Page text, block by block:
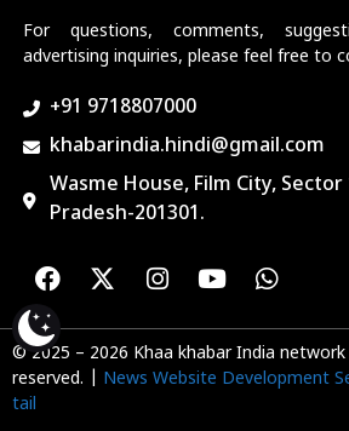
For questions, comments,
advertising inquiries, please feel free to
+91 9718807000
khabarindia.hindi@gmail.com
Wasme House, Film City,
Pradesh-201301.
© 2025 – 2026 Khaa khabar India
reserved. | News Website Development
tail